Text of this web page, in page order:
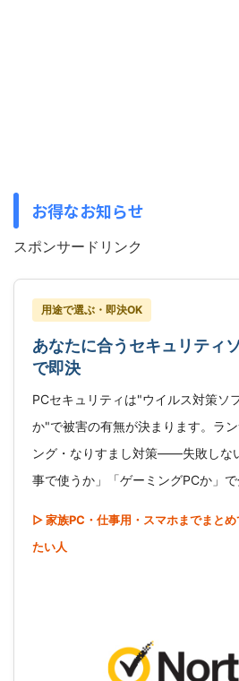
お得なお知らせ
スポンサードリンク
用途で選ぶ・即決OK
あなたに合うセキュリティ
で即決
PCセキュリティは"ウイルス対策ソ
か"で被害の有無が決まります。ラ
ング・なりすまし対策――失敗しな
事で使うか」「ゲーミングPCか」で
▷ 家族PC・仕事用・スマホまでまと
たい人